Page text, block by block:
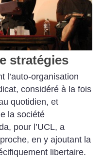
stratégies
l’auto-organisation
considéré à la fois
quotidien, et
la société
pour l’UCL, a
en y ajoutant la
libertaire.